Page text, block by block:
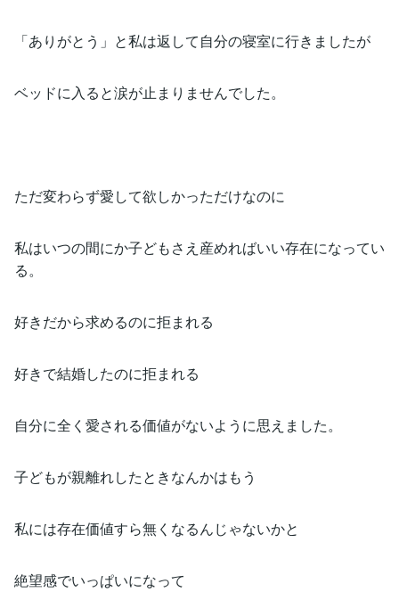
「ありがとう」と私は返して自分の寝室に行きましたが
ベッドに入ると涙が止まりませんでした。
ただ変わらず愛して欲しかっただけなのに
私はいつの間にか子どもさえ産めればいい存在になってい
る。
好きだから求めるのに拒まれる
好きで結婚したのに拒まれる
自分に全く愛される価値がないように思えました。
子どもが親離れしたときなんかはもう
私には存在価値すら無くなるんじゃないかと
絶望感でいっぱいになって